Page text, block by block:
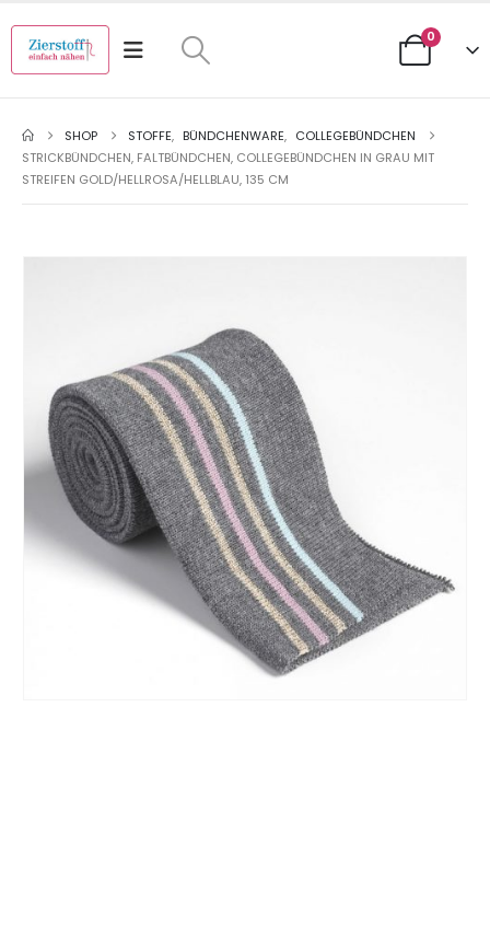
0
SHOP STOFFE, BÜNDCHENWARE, COLLEGEBÜNDCHEN
STRICKBÜNDCHEN, FALTBÜNDCHEN, COLLEGEBÜNDCHEN IN GRAU MIT
STREIFEN GOLD/HELLROSA/HELLBLAU, 135 CM